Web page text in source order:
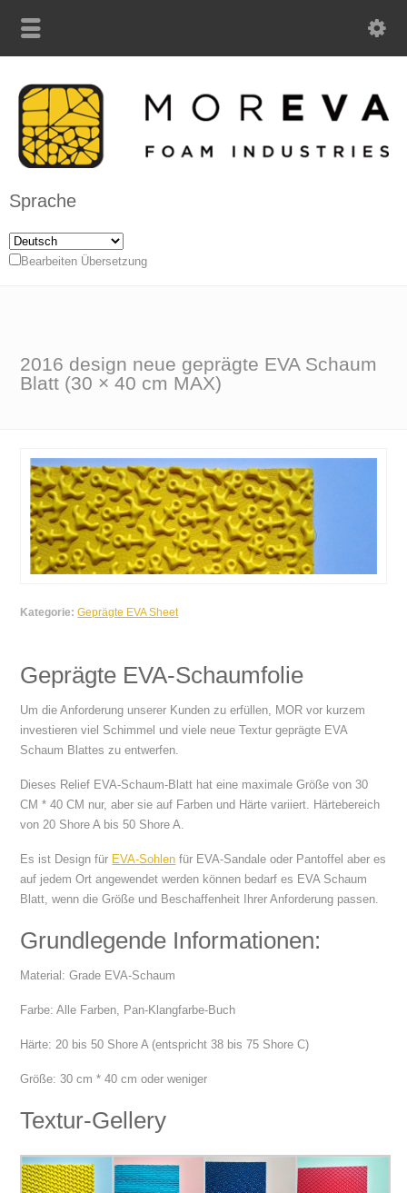
Sprache
Bearbeiten Übersetzung
2016 design neue geprägte EVA Schaum
Blatt (30 × 40 cm MAX)
Kategorie: Geprägte EVA Sheet
Geprägte EVA-Schaumfolie
Um die Anforderung unserer Kunden zu erfüllen, MOR vor kurzem
investieren viel Schimmel und viele neue Textur geprägte EVA
Schaum Blattes zu entwerfen.
Dieses Relief EVA-Schaum-Blatt hat eine maximale Größe von 30
CM * 40 CM nur, aber sie auf Farben und Härte variiert. Härtebereich
von 20 Shore A bis 50 Shore A.
Es ist Design für EVA-Sohlen für EVA-Sandale oder Pantoffel aber es
auf jedem Ort angewendet werden können bedarf es EVA Schaum
Blatt, wenn die Größe und Beschaffenheit Ihrer Anforderung passen.
Grundlegende Informationen:
Material: Grade EVA-Schaum
Farbe: Alle Farben, Pan-Klangfarbe-Buch
Härte: 20 bis 50 Shore A (entspricht 38 bis 75 Shore C)
Größe: 30 cm * 40 cm oder weniger
Textur-Gellery